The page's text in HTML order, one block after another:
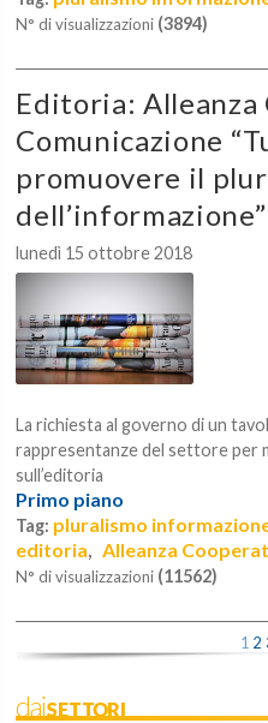
N° di visualizzazioni (3894)
Editoria: Alleanza
Comunicazione
promuovere il
dell’informazione”
lunedì 15 ottobre 2018
La richiesta al governo di un
rappresentanze del settore per
sull’editoria
Primo piano
Tag: pluralismo
editoria,Alleanza
N° di visualizzazioni (11562)
1 2
daiSETTORI